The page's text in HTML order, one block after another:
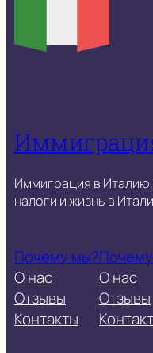
Иммиграция в
налоги и жизнь в
Почему мы?
О нас
Отзывы
Контакты
О нас
Отзывы